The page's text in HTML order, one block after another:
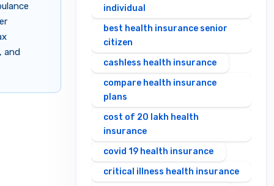
and
individual
best health insurance senior
citizen
cashless health insurance
compare health insurance
plans
cost of 20 lakh health
insurance
covid 19 health insurance
critical illness health insurance